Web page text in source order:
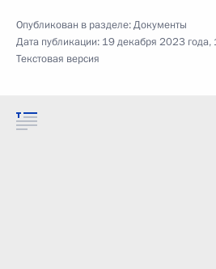
Опубликован в разделе:Документы
Дата публикации: 19 декабря 2023 года,
Текстовая версия